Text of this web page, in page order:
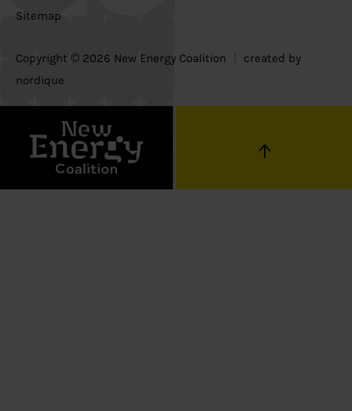
Copyright © 2026 New Energy Coalition
created by
nordique
Sitemap